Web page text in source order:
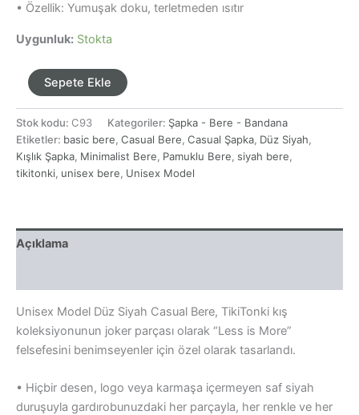
• Özellik: Yumuşak doku, terletmeden ısıtır
Uygunluk: Stokta
Unisex
Model
Düz
Siyah
Casual
Bere
adet
Sepete Ekle
Stok kodu: C93 Kategoriler: Şapka - Bere - Bandana
Etiketler: basic bere, Casual Bere, Casual Şapka, Düz Siyah,
Kışlık Şapka, Minimalist Bere, Pamuklu Bere, siyah bere,
tikitonki, unisex bere, Unisex Model
Açıklama
Unisex Model Düz Siyah Casual Bere, TikiTonki kış
koleksiyonunun joker parçası olarak “Less is More”
felsefesini benimseyenler için özel olarak tasarlandı.
• Hiçbir desen, logo veya karmaşa içermeyen saf siyah
duruşuyla gardırobunuzdaki her parçayla, her renkle ve her